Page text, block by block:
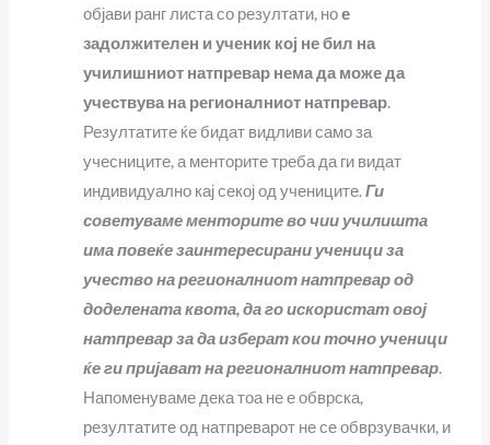
објави ранг листа со резултати, ное
задолжителен и ученик кој не бил на
училишниот натпревар нема да може да
учествува на регионалниот натпревар.
Резултатите ќе бидат видливи само за
учесниците, а менторите треба да ги видат
индивидуално кај секој од учениците.Ги
советуваме менторите во чии училишта
има повеќе заинтересирани ученици за
учество на регионалниот натпревар од
доделената квота, да го искористат овој
натпревар за да изберат кои точно ученици
ќе ги пријават на регионалниот натпревар.
Напоменуваме дека тоа не е обврска,
резултатите од натпреварот не се обврзувачки, и